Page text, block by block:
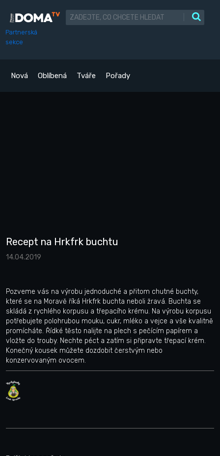
Partnerská
sekce
Nová Oblíbená Tváře Pořady
Recept na Hrkfrk buchtu
14.04.2019
Pozveme vás na výrobu jednoduché a přitom chutné buchty,
které se na Moravě říká Hrkfrk buchta neboli žravá. Buchta se
skládá z rychlého korpusu a třepacího krému. Na výrobu korpusu
potřebujete polohrubou mouku, cukr, mléko a vejce a vše kvalitně
promícháte. Řídké těsto nalijte na plech s pečícím papírem a
vložte do trouby. Nechte péct a zatím si připravte třepací krém.
Konečný kousek můžete dozdobit čerstvým nebo
konzervovaným ovocem.